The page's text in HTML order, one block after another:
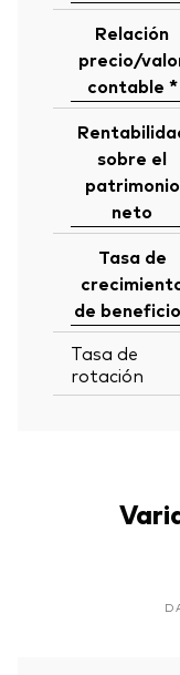
Relación
precio/
contable *
sobre el
patrimonio
neto
Tasa de
de
Tasa de
rotación